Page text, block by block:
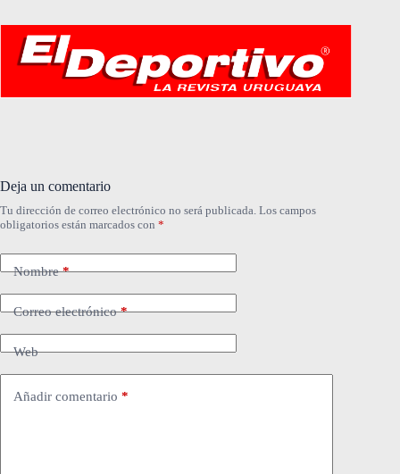
Deja un comentario
Tu dirección de correo electrónico no será publicada. Los campos
obligatorios están marcados con *
Nombre*
Correo electrónico*
Web
Añadir comentario *